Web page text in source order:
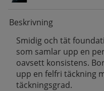
Beskrivning
Smidig och tät
som samlar upp en
oavsett konsistens.
upp en felfri täckning
täckningsgrad.